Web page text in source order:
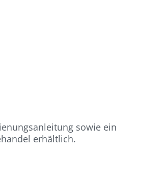
sowie ein
erhältlich.